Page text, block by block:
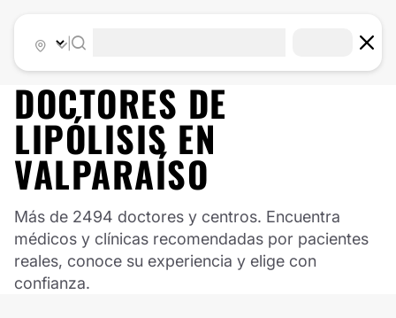
DOCTORES DE
LIPÓLISIS EN
VALPARAÍSO
Más de 2494 doctores y centros. Encuentra
médicos y clínicas recomendadas por pacientes
reales, conoce su experiencia y elige con
confianza.